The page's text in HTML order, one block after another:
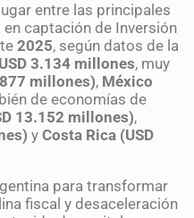
entre las principales
captación de Inversión
2025, según datos de la
USD 3.134 millones, muy
millones), México
de economías de
13.152 millones),
y Costa Rica (USD
para transformar
fiscal y desaceleración